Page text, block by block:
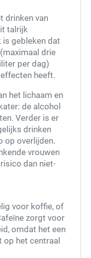
drinken van
talrijk
gebleken dat
drie
per dag)
heeft.
het lichaam en
de alcohol
Verder is er
drinken
op overlijden.
vrouwen
dan niet-
voor koffie, of
zorgt voor
omdat het een
het centraal